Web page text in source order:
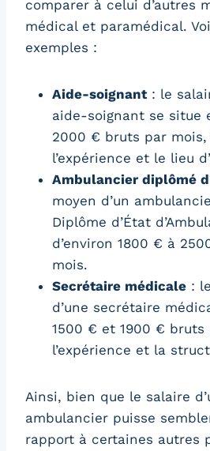
comparer à celui d’autres
médical et paramédical.
exemples :
Aide-soignant: le
aide-soignant se situe
2000 € bruts par mois,
l’expérience et le lieu
Ambulancier diplômé
moyen d’un
Diplôme d’État
d’environ 1800 € à
mois.
Secrétaire médicale :
d’une secrétaire
1500 € et 1900 € bruts
l’expérience et la
Ainsi, bien que le salaire
ambulancier puisse
rapport à certaines autres